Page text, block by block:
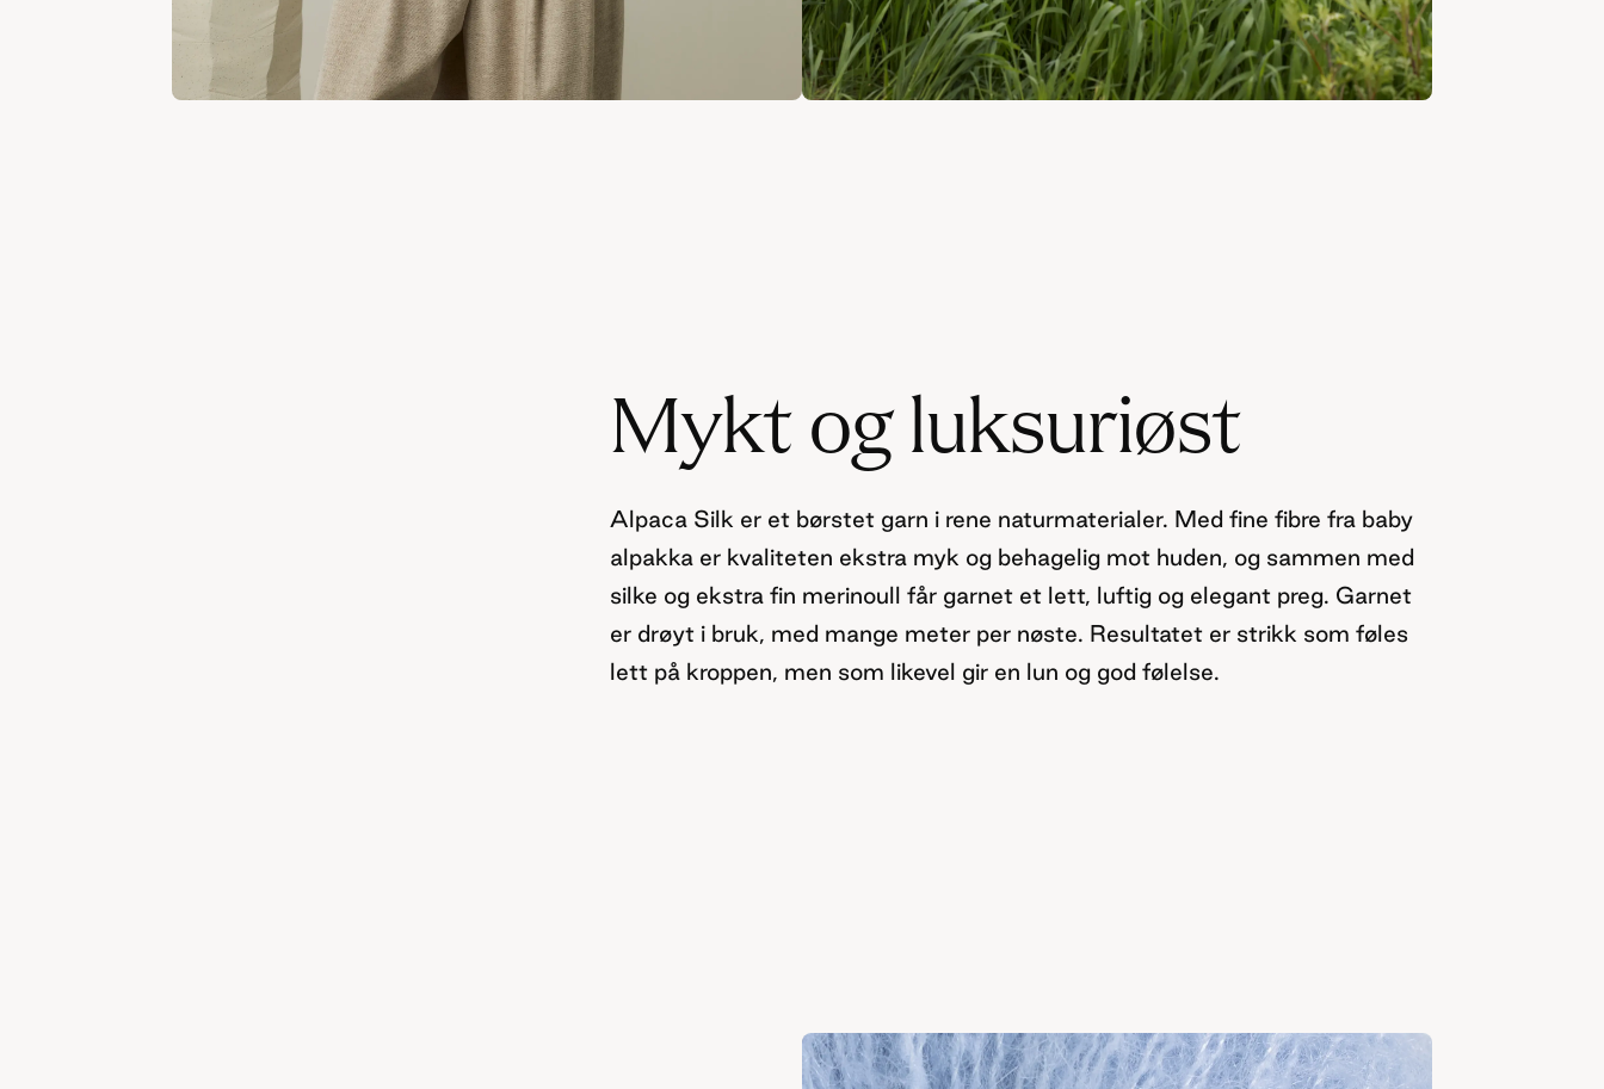
Mykt og luksuriøst
Alpaca Silk er et børstet garn i rene naturmaterialer. Med fine fibre fra baby
alpakka er kvaliteten ekstra myk og behagelig mot huden, og sammen med
silke og ekstra fin merinoull får garnet et lett, luftig og elegant preg. Garnet
er drøyt i bruk, med mange meter per nøste. Resultatet er strikk som føles
lett på kroppen, men som likevel gir en lun og god følelse.